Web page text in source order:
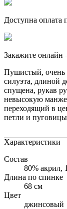
Доступна оплата
Закажите онлайн
Пушистый, очень
силуэта, длиной
спущена, рукав
невысокую
переходящий в
петли и
Характеристики
Состав
80% акрил,
Длина по спинке
68 см
Цвет
джинсовый